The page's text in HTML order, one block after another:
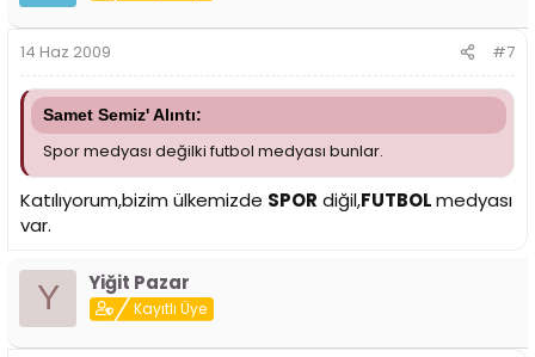
14 Haz 2009 #7
Samet Semiz' Alıntı:
Spor medyası değilki futbol medyası bunlar.
Katılıyorum,bizim ülkemizde SPOR diğil,FUTBOLmedyası
var.
Y Yiğit Pazar
Kayıtlı Üye